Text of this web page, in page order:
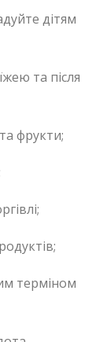
дітям
та після
фрукти;
терміном